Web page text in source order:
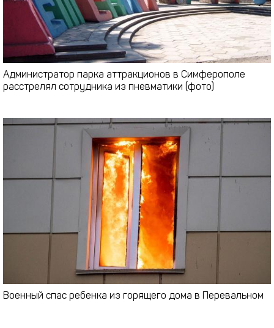
Администратор парка аттракционов в Симферополе
расстрелял сотрудника из пневматики (фото)
Военный спас ребенка из горящего дома в Перевальном